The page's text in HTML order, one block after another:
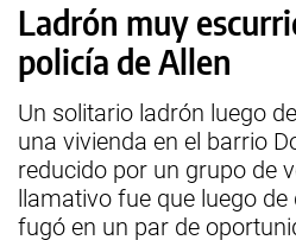
Ladrón muy
policía de Allen
Un solitario ladrón luego
una vivienda en el barrio
reducido por un grupo de
llamativo fue que luego
fugó en un par de